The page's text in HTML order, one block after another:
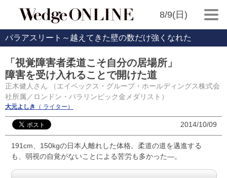
8/9(日)
パラアスリート～越えてきた壁の数だけ強くなれた
「視覚障害者柔道こそ自分の居場所」
障害を受け入れることで開けた道
正木健人さん （エイベックス・グループ・ホールディングス株式会
社所属／ロンドン・パラリンピック金メダリスト）
大元よしき （ ライター）
2014/10/09
191cm、150kgの日本人離れした体格。柔道の道を邁進する
も、弱視の自覚がないことによる苦労も多かった―。